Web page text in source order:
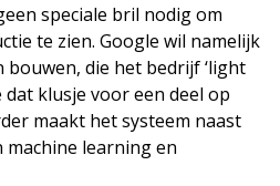
speciale bril nodig om
te zien. Google wil namelijk
bouwen, die het bedrijf ‘light
dat klusje voor een deel op
maakt het systeem naast
machine learning en